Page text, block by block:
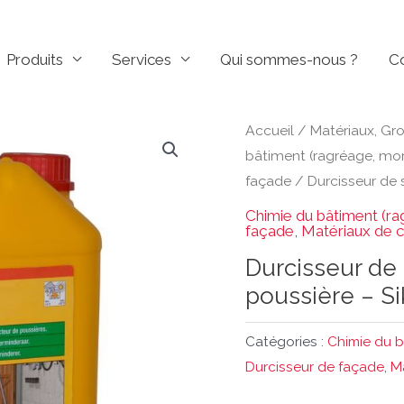
Produits Services Qui sommes-nous ?
Accueil / Matériaux,
bâtiment (ragréage,
façade / Durcisseur de
Chimie du bâtiment
façade Matériaux de
Durcisseur
poussière –
Catégories : Chimie du
Durcisseur de façade,